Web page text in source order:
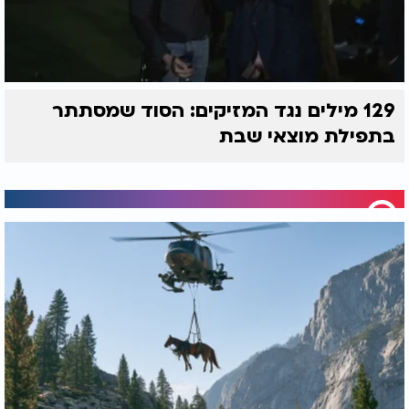
129 מילים נגד המזיקים: הסוד שמסתתר
בתפילת מוצאי שבת